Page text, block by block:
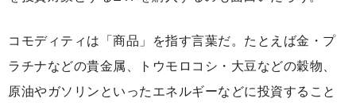
コモディティは「商品」を指す言葉だ。たとえば金・プ
ラチナなどの貴金属、トウモロコシ・大豆などの穀物、
原油やガソリンといったエネルギーなどに投資すること